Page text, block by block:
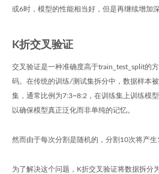
或6时，模型的性能相当好，但是再继续增加
K折交叉验证
交叉验证是一种准确度高于train_test_split的
码。在传统的训练/测试集拆分中，数据样本
集，通常比例为7:3~8:2，在训练集上训练模
以确保模型真正泛化而非单纯的记忆。
然而由于每次分割是随机的，分割10次将产生
为了解决这个问题，K折交叉验证将数据拆分